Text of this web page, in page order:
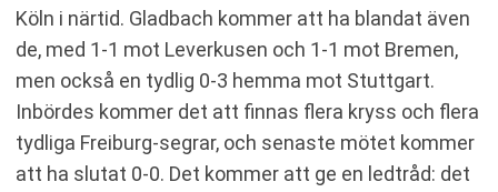
Köln i närtid. Gladbach kommer att ha blandat även
de, med 1-1 mot Leverkusen och 1-1 mot Bremen,
men också en tydlig 0-3 hemma mot Stuttgart.
Inbördes kommer det att finnas flera kryss och flera
tydliga Freiburg-segrar, och senaste mötet kommer
att ha slutat 0-0. Det kommer att ge en ledtråd: det